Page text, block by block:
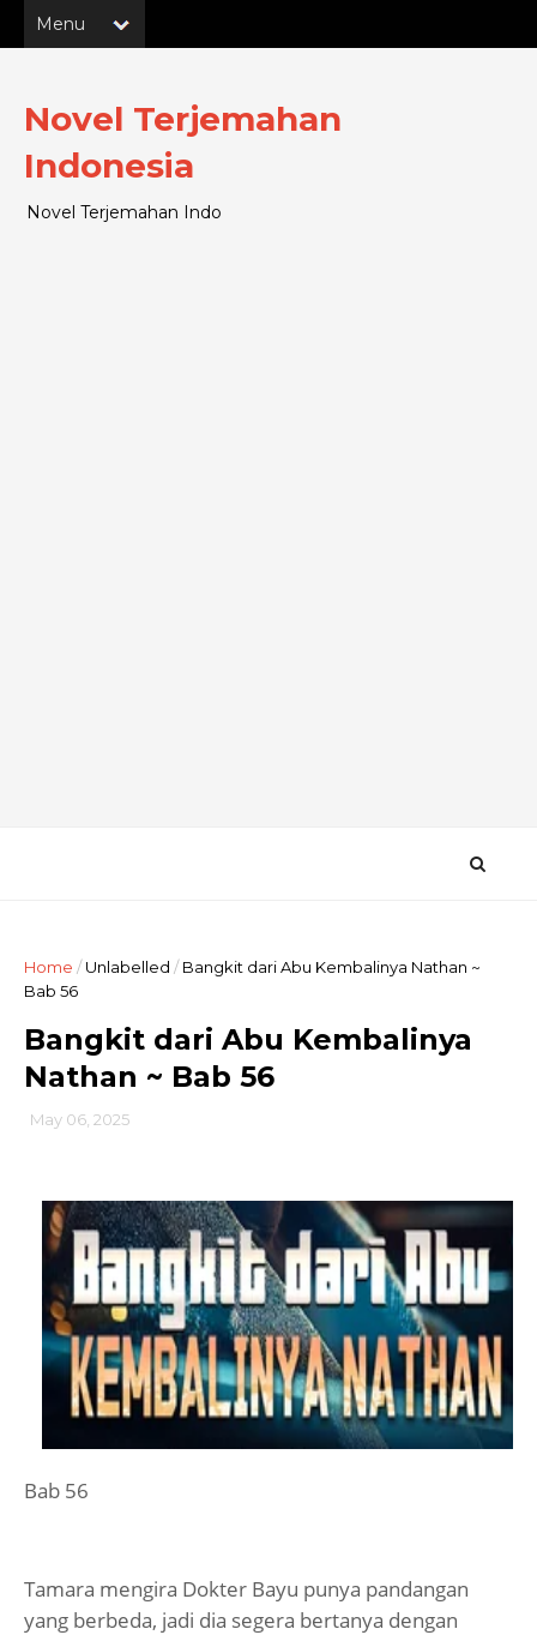
Novel Terjemahan
Indonesia
Novel Terjemahan Indo
Home /Unlabelled / Bangkit dari Abu Kembalinya Nathan ~
Bab 56
Bangkit dari Abu Kembalinya
Nathan ~ Bab 56
May 06, 2025
Bab 56
Tamara mengira Dokter Bayu punya pandangan
yang berbeda, jadi dia segera bertanya dengan